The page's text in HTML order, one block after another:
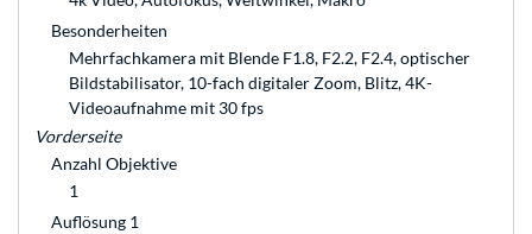
Besonderheiten
Mehrfachkamera mit Blende F1.8, F2.2, F2.4, optischer
Bildstabilisator, 10-fach digitaler Zoom, Blitz, 4K-
Videoaufnahme mit 30 fps
Vorderseite
Anzahl Objektive
1
Auflösung 1